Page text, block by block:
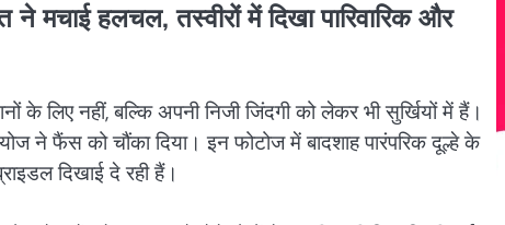
मचाई हलचल, तस्वीरों में दिखा पारिवारिक और
के लिए नहीं, बल्कि अपनी निजी जिंदगी को लेकर भी सुर्खियों में हैं।
ने फैंस को चौंका दिया। इन फोटोज में बादशाह पारंपरिक दूल्हे के
दिखाई दे रही हैं।